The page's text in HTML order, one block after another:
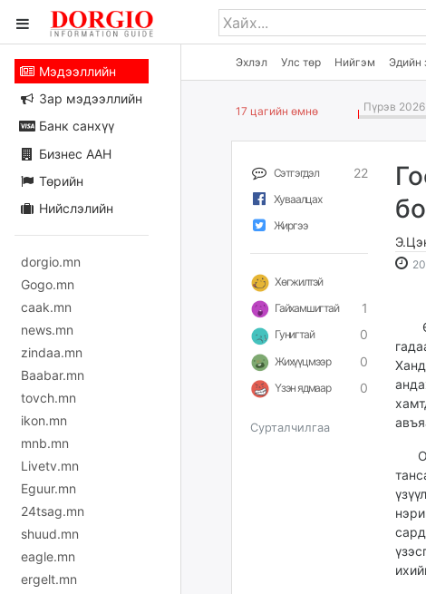
Эхлэл Улс төр Нийгэм Эдийн
Мэдээллийн
Зар мэдээллийн
Банк санхүү
Бизнес ААН
Төрийн
Нийслэлийн
dorgio.mn
Gogo.mn
caak.mn
news.mn
zindaa.mn
Baabar.mn
tovch.mn
ikon.mn
mnb.mn
Livetv.mn
Eguur.mn
24tsag.mn
shuud.mn
eagle.mn
ergelt.mn
17 цагийн өмнө Пүрэв
Сэтгэгдэл 22
Хуваалцах
Жиргээ
Хөгжилтэй
Гайхамшигтай
1
Гунигтай 0
Жихүүцмээр 0
Үзэн ядмаар 0
Сурталчилгаа